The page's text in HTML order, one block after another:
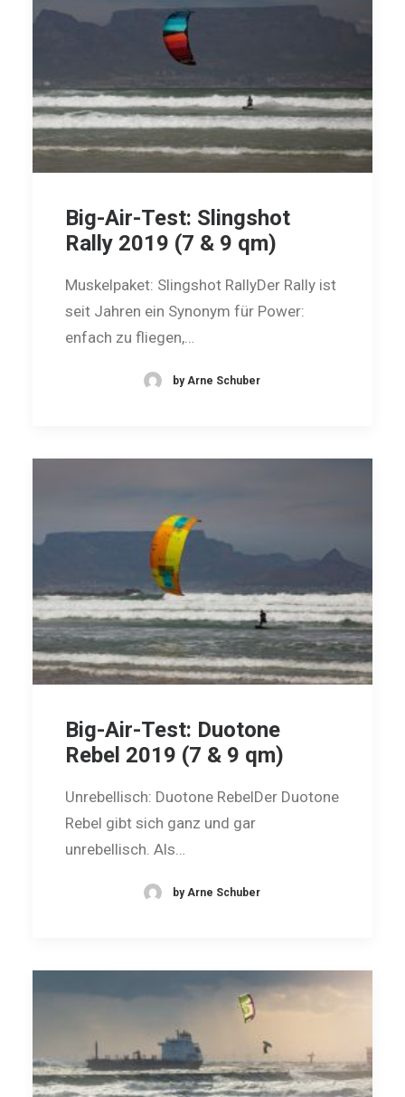
Big-Air-Test: Slingshot
Rally 2019 (7 & 9 qm)
Muskelpaket: Slingshot RallyDer Rally ist
seit Jahren ein Synonym für Power:
enfach zu fliegen,…
by Arne Schuber
Big-Air-Test: Duotone
Rebel 2019 (7 & 9 qm)
Unrebellisch: Duotone RebelDer Duotone
Rebel gibt sich ganz und gar
unrebellisch. Als…
by Arne Schuber